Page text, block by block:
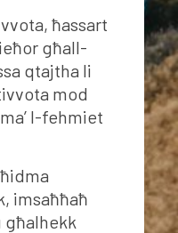
ħassart
għall-
qtajtha li
mod
l-fehmiet
imsaħħaħ